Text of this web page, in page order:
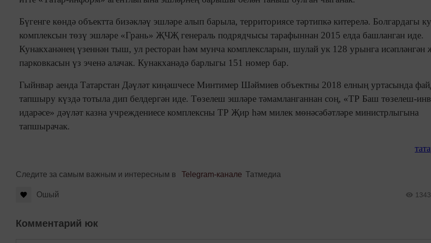
Бүгенге көндә объектта бизәкләү эшләре алып барыла, территориясе тәртипкә китерелә. Болгардагы
комплексын төзү эшләре «Грань» ҖЧҖ генераль подрядчысы тарафыннан 2015 елда башланган иде.
Кунакханәнең үзеннән тыш, ул ресторан һәм мунча комплексларын, шулай ук 128 урынга исәпләнгән
парковкасын үз эченә алачак. Кунакханәдә барлыгы 151 номер бар.
Гыйнвар аенда Татарстан Дәүләт киңәшчесе Минтимер Шәймиев объектны 2018 елның уртасында
тапшыру күздә тотыла дип белдергән иде. Төзелеш эшләре тәмамланганнан соң, «ТР Баш төзелеш-
идарәсе» дәүләт казна учреждениесе комплексны ТР Җир һәм милек мөнәсәбәтләре министрлыгына
тапшырачак.
Следите за самым важным и интересным в Telegram-канале Татмедиа
Ошый 1343
Комментарий юк